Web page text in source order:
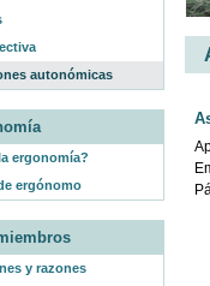
autonómicas
ergonomía?
ergónomo
y razones